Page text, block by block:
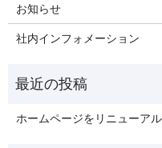
お知らせ
社内インフォメーション
ホームページをリニューアル